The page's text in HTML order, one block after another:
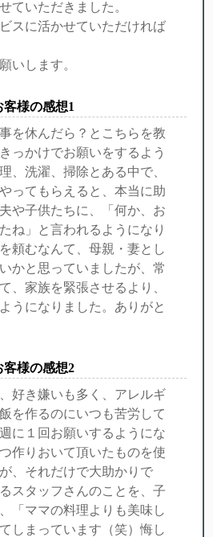
ていただきました。
スに活かせていただければ
いします。
様の感想1
を休んだら？とこちらを教
っかけでお願いをするよう
、洗濯、掃除とある中で、
ってもらえると、本当に助
や子供たちに、「何か、お
ね」と言われるようになり
頼むなんて、母親・妻とし
かと思っていましたが、常
、家族を緊張させるより、
うになりました。ありがと
様の感想2
好き嫌いも多く、アレルギ
を作るのにいつも苦労して
に１回お願いするようにな
作りおいて頂いたものを使
、それだけで大助かりで
スタッフさんのことを、子
「ママの料理よりも美味し
しまっています（笑）悔し